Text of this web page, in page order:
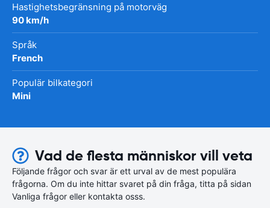
Hastighetsbegränsning på motorväg
90 km/h
Språk
French
Populär bilkategori
Mini
Vad de flesta människor vill veta
Följande frågor och svar är ett urval av de mest populära
frågorna. Om du inte hittar svaret på din fråga, titta på sidan
Vanliga frågor eller kontakta osss.